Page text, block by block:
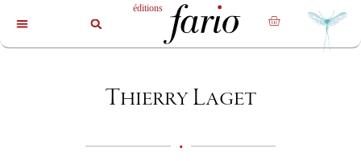
Thierry Laget
•